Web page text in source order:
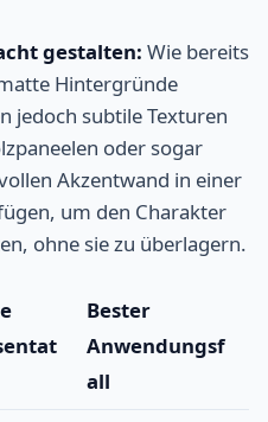
gestalten: Wie bereits
Hintergründe
jedoch subtile Texturen
oder sogar
Akzentwand in einer
um den Charakter
ohne sie zu überlagern.
Bester
Anwendungsf
all